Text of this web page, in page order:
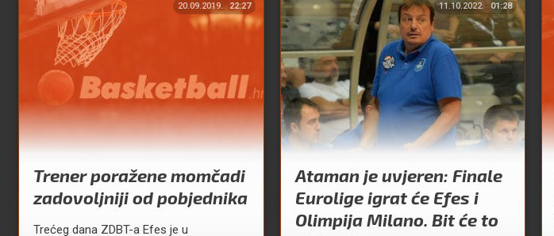
20.09.2019. 22:27
Trener poražene momčadi
zadovoljniji od pobjednika
Trećeg dana ZDBT-a Efes je u
11.10.2022. 01:28
Ataman je uvjeren: Finale
Eurolige igrat će Efes i
Olimpija Milano. Bit će to